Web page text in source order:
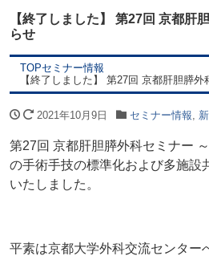
【終了しました】 第27回 京都肝
らせ
TOPセミナー情報
【終了しました】 第27回 京都肝胆膵
2021年10月9日 セミナー情報
第27回 京都肝胆膵外科セミナー
の手術手技の標準化および多施設
いたしました。
平素は京都大学外科交流センター